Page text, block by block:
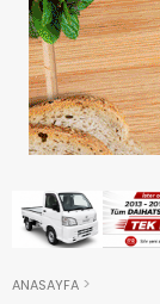
ANASAYFA